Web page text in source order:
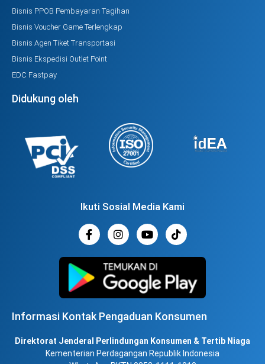
Bisnis PPOB Pembayaran Tagihan
Bisnis Voucher Game Terlengkap
Bisnis Agen Tiket Transportasi
Bisnis Ekspedisi Outlet Point
EDC Fastpay
Didukung oleh
Ikuti Sosial Media Kami
Informasi Kontak Pengaduan Konsumen
Direktorat Jenderal Perlindungan Konsumen & Tertib Niaga
Kementerian Perdagangan Republik Indonesia